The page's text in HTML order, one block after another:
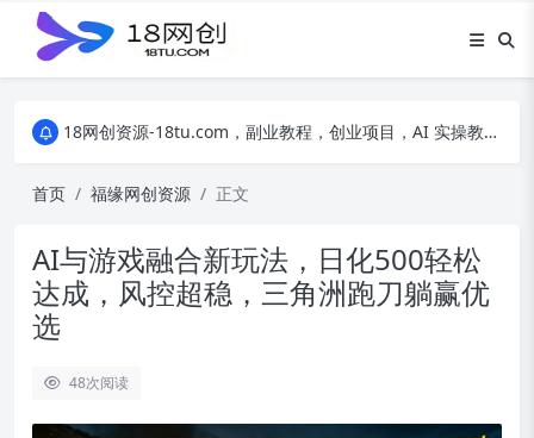
18网创资源-18tu.com，副业教程，创业项目，AI 实操教程，自媒体运营，电商干货，精品网盘资源，线上副业技巧，短视频创作教程
首页
福缘网创资源 正文
AI与游戏融合新玩法，日化500轻松
达成，风控超稳，三角洲跑刀躺赢优
选
48次阅读